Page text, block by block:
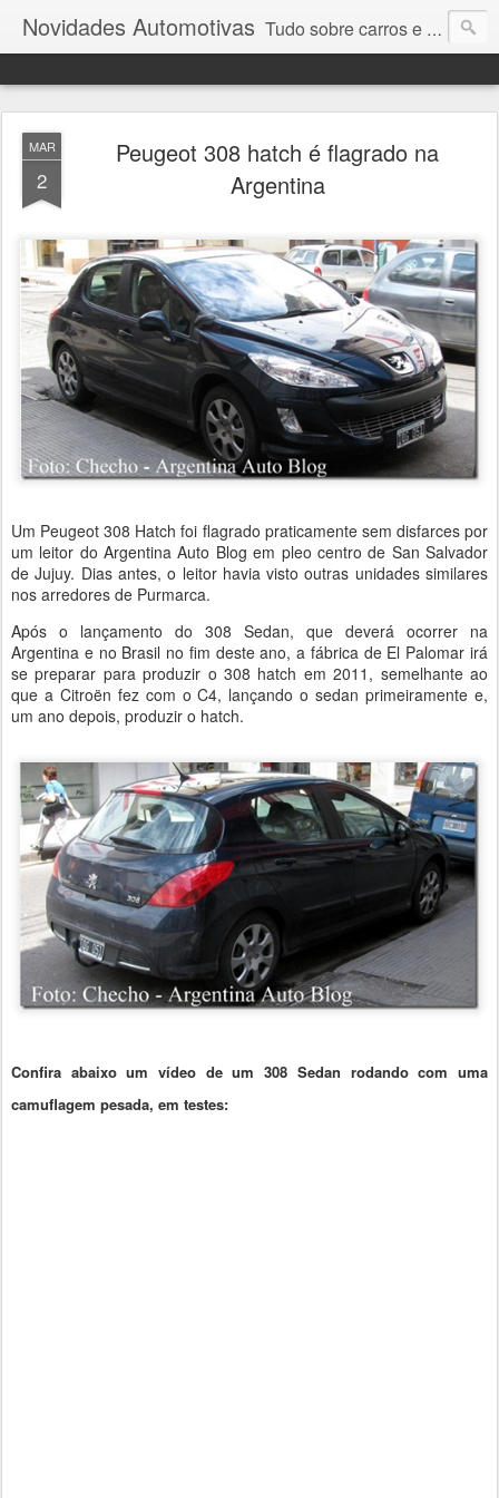
Novidades Automotivas Tudo sobre carros e motores
MAR
2
Peugeot 308 hatch é flagrado na
Argentina
Um Peugeot 308 Hatch foi flagrado praticamente sem disfarces por
um leitor do Argentina Auto Blog em pleo centro de San Salvador
de Jujuy. Dias antes, o leitor havia visto outras unidades similares
nos arredores de Purmarca.
Após o lançamento do 308 Sedan, que deverá ocorrer na
Argentina e no Brasil no fim deste ano, a fábrica de El Palomar irá
se preparar para produzir o 308 hatch em 2011, semelhante ao
que a Citroën fez com o C4, lançando o sedan primeiramente e,
um ano depois, produzir o hatch.
Confira abaixo um vídeo de um 308 Sedan rodando com uma
camuflagem pesada, em testes: